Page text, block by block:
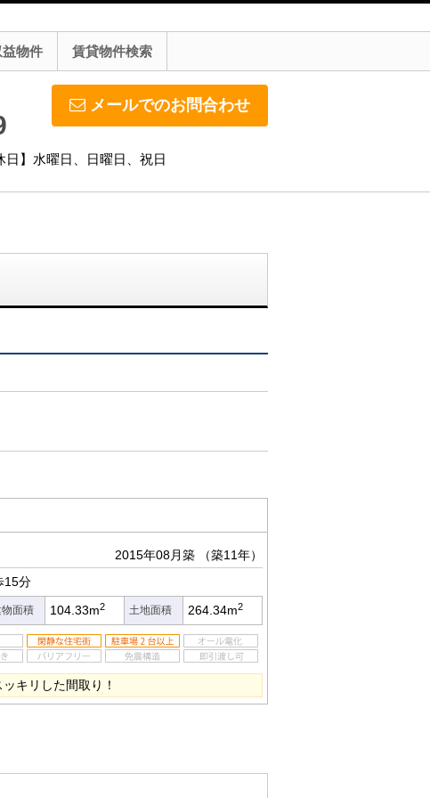
物件 賃貸物件検索
メールでのお問合わせ
日】水曜日、日曜日、祝日
2015年08月築
（築11年）
15分
面積 104.33m2 土地面積 264.34m2
キリした間取り！